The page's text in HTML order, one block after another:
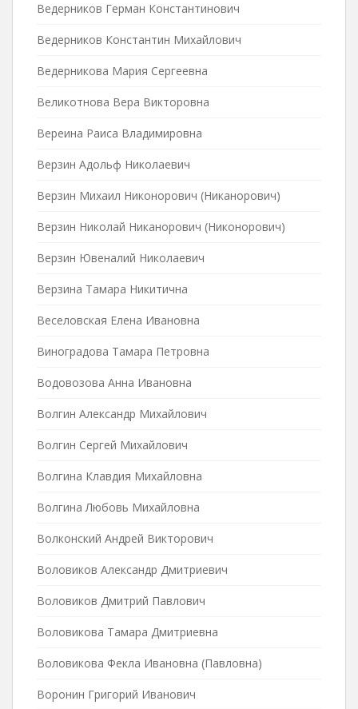
Ведерников Герман Константинович
Ведерников Константин Михайлович
Ведерникова Мария Сергеевна
Великотнова Вера Викторовна
Вереина Раиса Владимировна
Верзин Адольф Николаевич
Верзин Михаил Никонорович (Никанорович)
Верзин Николай Никанорович (Никонорович)
Верзин Ювеналий Николаевич
Верзина Тамара Никитична
Веселовская Елена Ивановна
Виноградова Тамара Петровна
Водовозова Анна Ивановна
Волгин Александр Михайлович
Волгин Сергей Михайлович
Волгина Клавдия Михайловна
Волгина Любовь Михайловна
Волконский Андрей Викторович
Воловиков Александр Дмитриевич
Воловиков Дмитрий Павлович
Воловикова Тамара Дмитриевна
Воловикова Фекла Ивановна (Павловна)
Воронин Григорий Иванович